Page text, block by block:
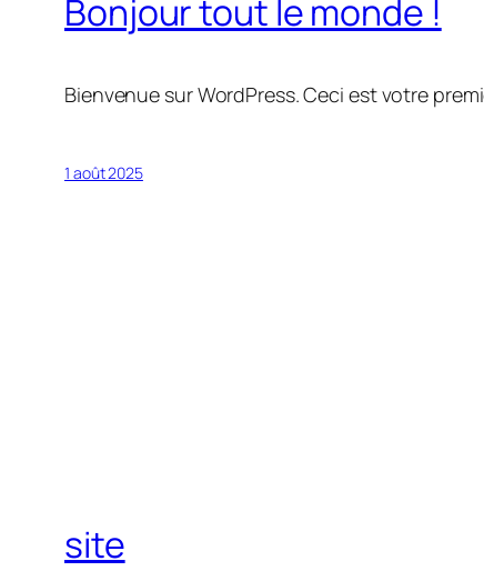
Bonjour tout le monde !
Bienvenue sur WordPress. Ceci est votre
1 août 2025
site